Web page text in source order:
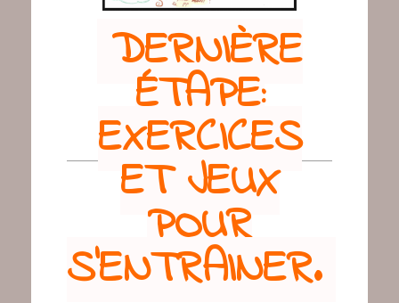
DERNIÈRE
ÉTAPE:
EXERCICES
ET JEUX
POUR
S’ENTRAINER.